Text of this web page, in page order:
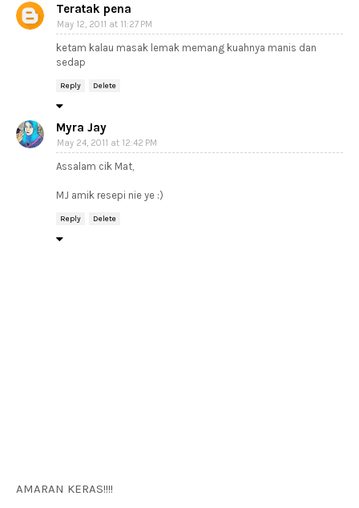
Teratak pena
May 12, 2011 at 11:27 PM
ketam kalau masak lemak memang kuahnya manis dan
sedap
Reply Delete
Myra Jay
May 24, 2011 at 12:42 PM
Assalam cik Mat,
MJ amik resepi nie ye :)
Reply Delete
AMARAN KERAS!!!!